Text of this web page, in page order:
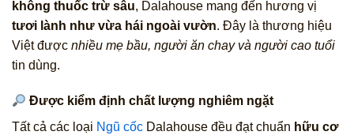
không thuốc trừ sâu, Dalahouse mang đến hương vị
tươi lành như vừa hái ngoài vườn. Đây là thương hiệu
Việt được nhiều mẹ bầu, người ăn chay và người cao tuổi
tin dùng.
Được kiểm định chất lượng nghiêm ngặt
Tất cả các loại Ngũ cốc Dalahouse đều đạt chuẩn hữu cơ